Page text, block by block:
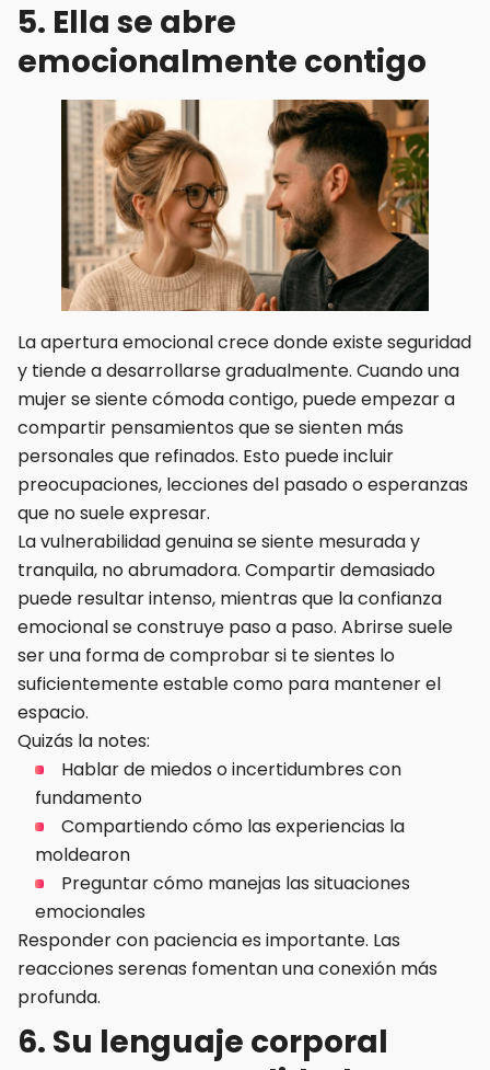
5. Ella se abre
emocionalmente contigo
La apertura emocional crece donde existe seguridad
y tiende a desarrollarse gradualmente. Cuando una
mujer se siente cómoda contigo, puede empezar a
compartir pensamientos que se sienten más
personales que refinados. Esto puede incluir
preocupaciones, lecciones del pasado o esperanzas
que no suele expresar.
La vulnerabilidad genuina se siente mesurada y
tranquila, no abrumadora. Compartir demasiado
puede resultar intenso, mientras que la confianza
emocional se construye paso a paso. Abrirse suele
ser una forma de comprobar si te sientes lo
suficientemente estable como para mantener el
espacio.
Quizás la notes:
Hablar de miedos o incertidumbres con
fundamento
Compartiendo cómo las experiencias la
moldearon
Preguntar cómo manejas las situaciones
emocionales
Responder con paciencia es importante. Las
reacciones serenas fomentan una conexión más
profunda.
6. Su lenguaje corporal